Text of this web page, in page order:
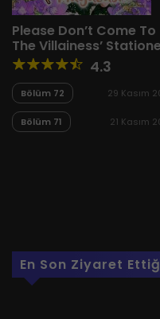
Please Don’t Come To
The Villainess’
Store!
4.3
Bölüm 72 29 Kasım
Bölüm 71 21 Kasım
En Son Ziyaret